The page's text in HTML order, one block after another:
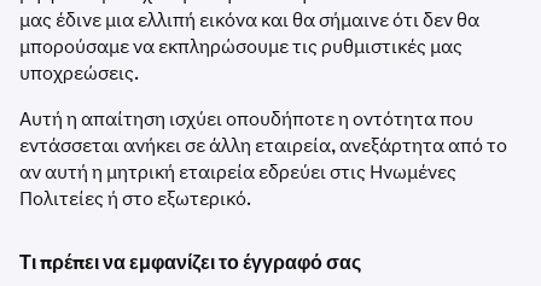
μας έδινε μια ελλιπή εικόνα και θα σήμαινε ότι δεν θα
μπορούσαμε να εκπληρώσουμε τις ρυθμιστικές μας
υποχρεώσεις.
Αυτή η απαίτηση ισχύει οπουδήποτε η οντότητα που
εντάσσεται ανήκει σε άλλη εταιρεία, ανεξάρτητα από το
αν αυτή η μητρική εταιρεία εδρεύει στις Ηνωμένες
Πολιτείες ή στο εξωτερικό.
Τι πρέπει να εμφανίζει το έγγραφό σας